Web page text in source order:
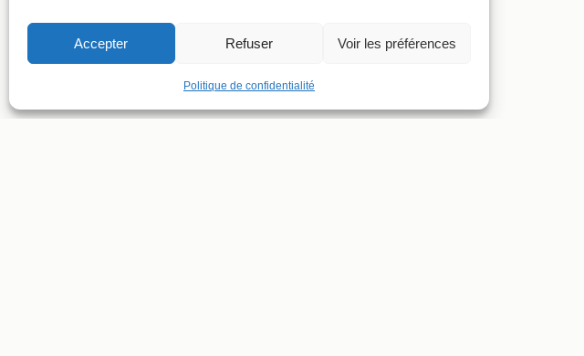
Accepter Refuser Voir les préférences
Politique de confidentialité